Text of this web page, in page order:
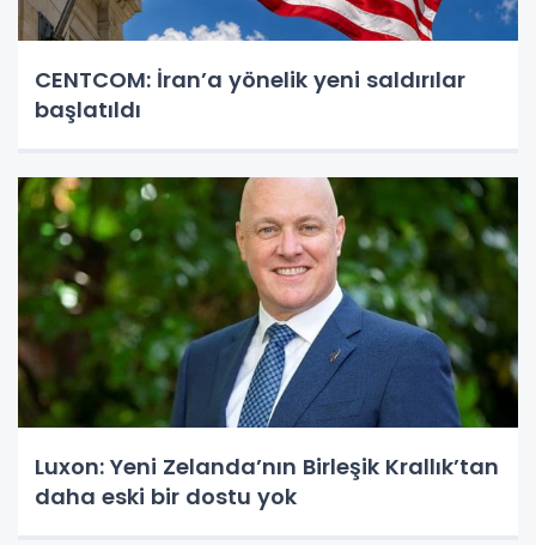
CENTCOM: İran’a yönelik yeni saldırılar
başlatıldı
Luxon: Yeni Zelanda’nın Birleşik Krallık’tan
daha eski bir dostu yok